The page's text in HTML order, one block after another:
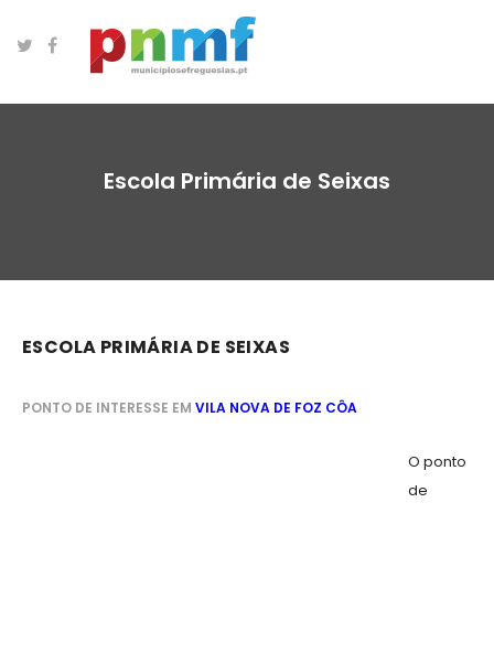
Escola Primária de Seixas
ESCOLA PRIMÁRIA DE SEIXAS
PONTO DE INTERESSE EM VILA NOVA DE FOZ CÔA
O ponto
de